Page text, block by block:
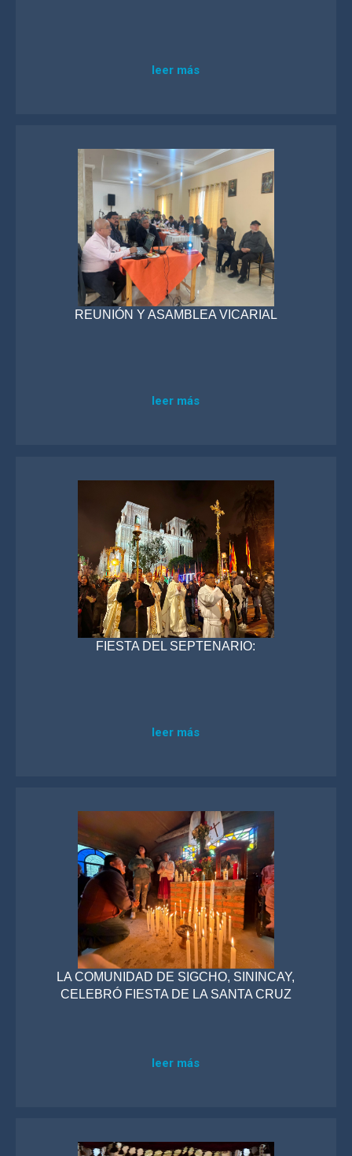
leer más
REUNIÓN Y ASAMBLEA VICARIAL
leer más
FIESTA DEL SEPTENARIO:
leer más
LA COMUNIDAD DE SIGCHO, SININCAY,
CELEBRÓ FIESTA DE LA SANTA CRUZ
leer más